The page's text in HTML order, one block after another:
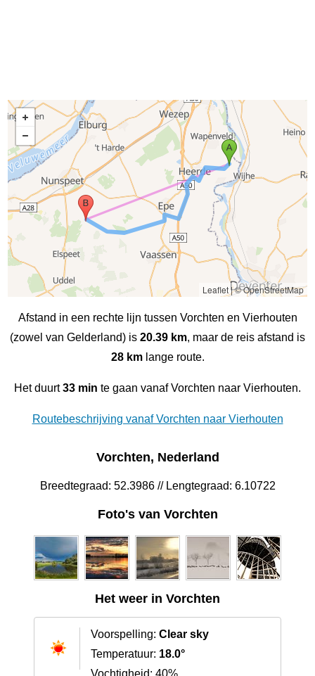
Leaflet|© OpenStreetMap
Afstand in een rechte lijn tussen Vorchten en Vierhouten
(zowel van Gelderland) is 20.39 km, maar de reis afstand is
28 kmlange route.
Het duurt33 min te gaan vanaf Vorchten naar Vierhouten.
Routebeschrijving vanaf Vorchten naar Vierhouten
Vorchten, Nederland
Breedtegraad: 52.3986 // Lengtegraad: 6.10722
Foto's van Vorchten
Het weer in Vorchten
Voorspelling: Clear sky
Temperatuur: 18.0°